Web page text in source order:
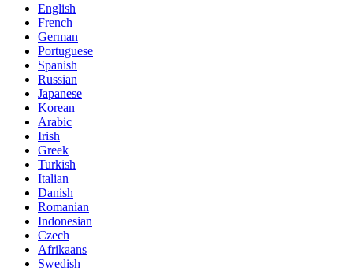
English
French
German
Portuguese
Spanish
Russian
Japanese
Korean
Arabic
Irish
Greek
Turkish
Italian
Danish
Romanian
Indonesian
Czech
Afrikaans
Swedish